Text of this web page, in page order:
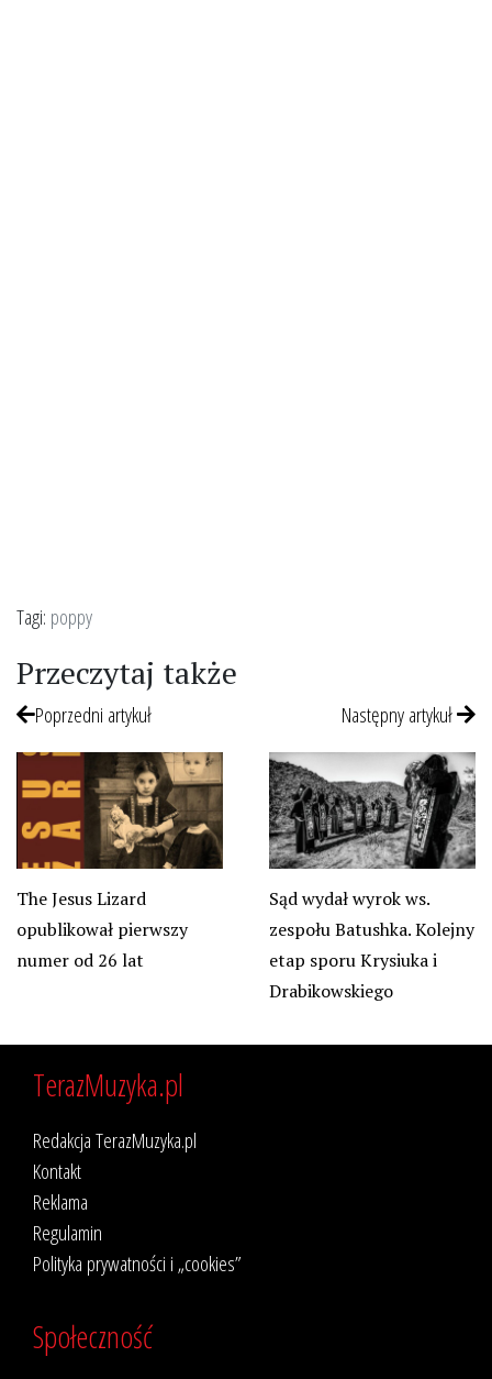
Tagi: poppy
Przeczytaj także
Poprzedni artykuł
The Jesus Lizard
opublikował pierwszy
numer od 26 lat
Następny artykuł
Sąd wydał wyrok ws.
zespołu Batushka. Kolejny
etap sporu Krysiuka i
Drabikowskiego
TerazMuzyka.pl
Redakcja TerazMuzyka.pl
Kontakt
Reklama
Regulamin
Polityka prywatności i „cookies”
Społeczność